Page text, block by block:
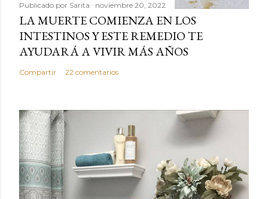
Publicado por Sarita noviembre 20, 2022
LA MUERTE COMIENZA EN LOS
INTESTINOS Y ESTE REMEDIO TE
AYUDARÁ A VIVIR MÁS AÑOS
Compartir 22 comentarios